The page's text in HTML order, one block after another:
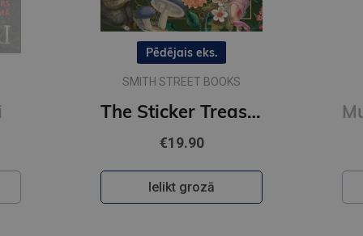
Pēdējais eks.
SMITH STREET BOOKS
The Sticker Treasury of Woodland Adventures : An eclectic book of stickers for journaling, collaging
€19.90
Ielikt grozā